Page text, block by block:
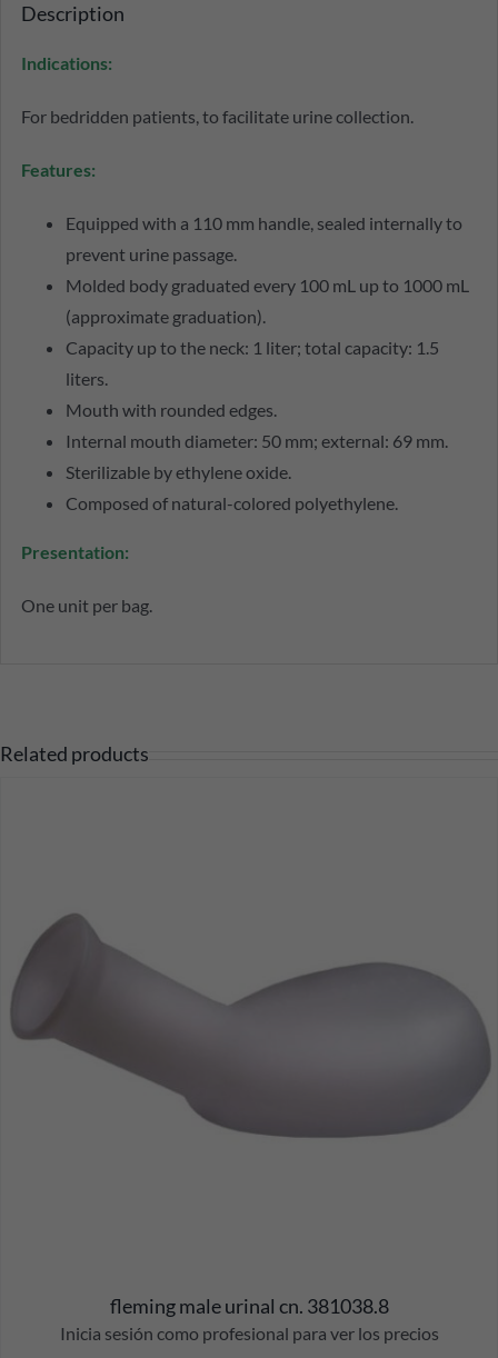
Description
Indications:
For bedridden patients, to facilitate urine collection.
Features:
Equipped with a 110 mm handle, sealed internally to
prevent urine passage.
Molded body graduated every 100 mL up to 1000 mL
(approximate graduation).
Capacity up to the neck: 1 liter; total capacity: 1.5
liters.
Mouth with rounded edges.
Internal mouth diameter: 50 mm; external: 69 mm.
Sterilizable by ethylene oxide.
Composed of natural-colored polyethylene.
Presentation:
One unit per bag.
Related products
fleming male urinal cn. 381038.8
Inicia sesión como profesional para ver los precios